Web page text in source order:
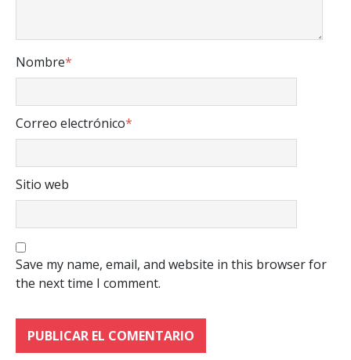
Nombre*
Correo electrónico*
Sitio web
Save my name, email, and website in this browser for
the next time I comment.